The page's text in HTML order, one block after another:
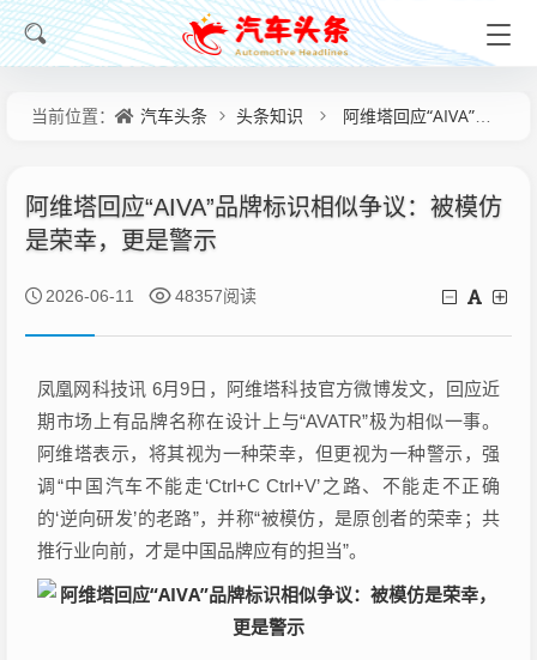
当前位置： 汽车头条 头条知识 阿维塔回应“AIVA”品牌标识相似争议：被模仿是荣幸，更是警示
阿维塔回应“AIVA”品牌标识相似争议：被模仿
是荣幸，更是警示
2026-06-11 48357阅读
凤凰网科技讯 6月9日，阿维塔科技官方微博发文，回应近
期市场上有品牌名称在设计上与“AVATR”极为相似一事。
阿维塔表示，将其视为一种荣幸，但更视为一种警示，强
调“中国汽车不能走‘Ctrl+C Ctrl+V’之路、不能走不正确
的‘逆向研发’的老路”，并称“被模仿，是原创者的荣幸；共
推行业向前，才是中国品牌应有的担当”。